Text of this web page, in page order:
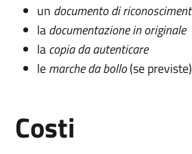
un documento di
ladocumentazione in originale
lacopia da autenticare
lemarche da bollo(se
Costi